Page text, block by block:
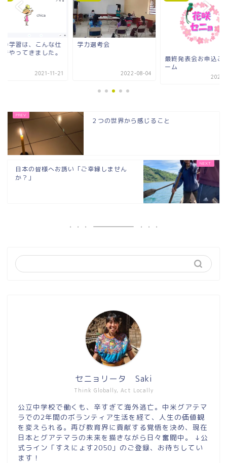
の学習は、こんな仕
やってきました。
2021-11-21
学力選考会
2022-08-04
最終発表会お申込み
ーム
2021-
２つの世界から感じること
日本の皆様へお誘い「ご幸縁しません
か？」
Think Globally, Act Locally
セニョリータ Saki
公立中学校で働くも、辛すぎて海外逃亡。中米グアテマ
ラでの2年間のボランティア生活を経て、人生の価値観
を変えられる。再び教育界に貢献する覚悟を決め、現在
日本とグアテマラの未来を描きながら日々奮闘中。 ↓公
式ライン「すえにょす2050」のご登録、お待ちしてい
ます！